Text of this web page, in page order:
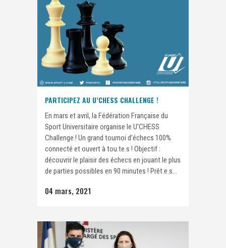
PARTICIPEZ AU U’CHESS CHALLENGE !
En mars et avril, la Fédération Française du
Sport Universitaire organise le U’CHESS
Challenge ! Un grand tournoi d’échecs 100%
connecté et ouvert à tou.te.s ! Objectif :
découvrir le plaisir des échecs en jouant le plus
de parties possibles en 90 minutes ! Prêt.e.s...
04 mars, 2021